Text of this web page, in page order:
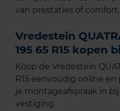
van prestaties of comfort.
Vredestein
195 65 R15 kopen
Koop de Vredestein
R15 eenvoudig online
je montageafspraak in
vestiging.